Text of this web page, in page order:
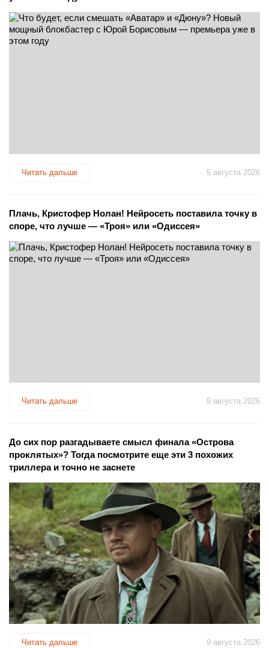
Читать дальше 5 августа 2026
Плачь, Кристофер Нолан! Нейросеть поставила точку в
споре, что лучше — «Троя» или «Одиссея»
Читать дальше 9 августа 2026
До сих пор разгадываете смысл финала «Острова
проклятых»? Тогда посмотрите еще эти 3 похожих
триллера и точно не заснете
Читать дальше 9 августа 2026